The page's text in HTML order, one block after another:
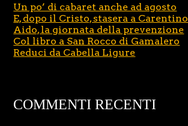
Un po’ di cabaret anche ad agosto
E, dopo il Cristo, stasera a Carentino
Aido, la giornata della prevenzione
Col libro a San Rocco di Gamalero
Reduci da Cabella Ligure
COMMENTI RECENTI